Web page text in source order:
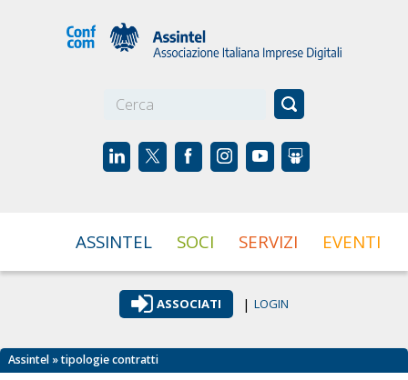
ASSINTEL SOCI SERVIZI EVENTI
ASSOCIATI | LOGIN
Assintel » tipologie contratti